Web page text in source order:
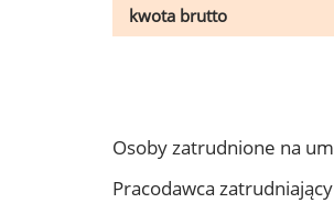
kwota brutto
Osoby zatrudnione na
Pracodawca